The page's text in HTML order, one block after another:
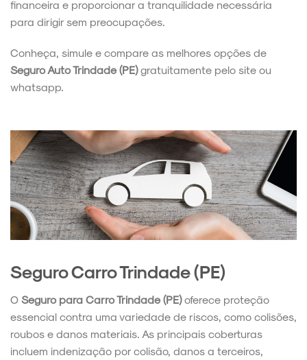
financeira e proporcionar a tranquilidade necessária
para dirigir sem preocupações.
Conheça, simule e compare as melhores opções de
Seguro Auto Trindade (PE)gratuitamente pelo site ou
whatsapp.
Seguro Carro Trindade (PE)
O Seguro para Carro Trindade (PE)oferece proteção
essencial contra uma variedade de riscos, como colisões,
roubos e danos materiais. As principais coberturas
incluem indenização por colisão, danos a terceiros,